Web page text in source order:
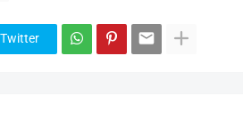
Twitter